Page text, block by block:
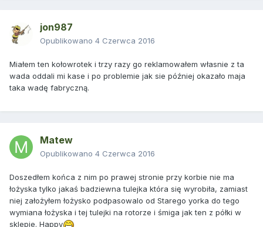
jon987
Opublikowano 4 Czerwca 2016
Miałem ten kołowrotek i trzy razy go reklamowałem własnie z ta
wada oddali mi kase i po problemie jak sie później okazało maja
taka wadę fabryczną.
Matew
Opublikowano 4 Czerwca 2016
Doszedłem końca z nim po prawej stronie przy korbie nie ma
łożyska tylko jakaś badziewna tulejka która się wyrobiła, zamiast
niej założyłem łożysko podpasowalo od Starego yorka do tego
wymiana łożyska i tej tulejki na rotorze i śmiga jak ten z półki w
sklepie. Happy